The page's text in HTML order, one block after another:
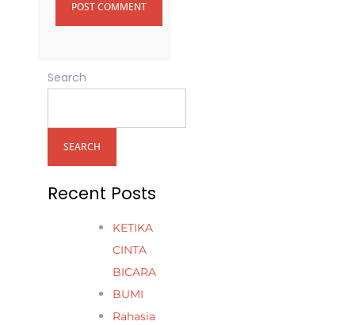
Search
SEARCH
Recent Posts
KETIKA
CINTA
BICARA
BUMI
Rahasia